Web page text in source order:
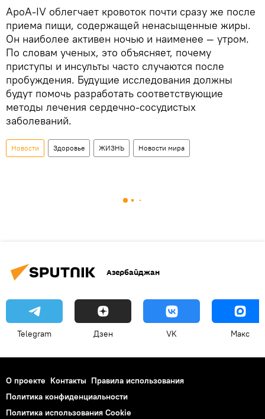
ApoA-IV облегчает кровоток почти сразу же после
приема пищи, содержащей ненасыщенные жиры.
Он наиболее активен ночью и наименее — утром.
По словам ученых, это объясняет, почему
приступы и инсульты часто случаются после
пробуждения. Будущие исследования должны
будут помочь разработать соответствующие
методы лечения сердечно-сосудистых
заболеваний.
Новости Здоровье ЖИЗНЬ Новости мира
Азербайджан
Telegram Дзен VK Макс
О проекте Контакты Правила использования
Политика конфиденциальности
Политика использования Cookie